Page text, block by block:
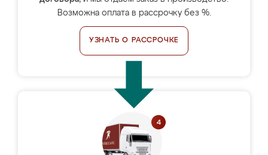
Возможна оплата в рассрочку без %.
УЗНАТЬ О РАССРОЧКЕ